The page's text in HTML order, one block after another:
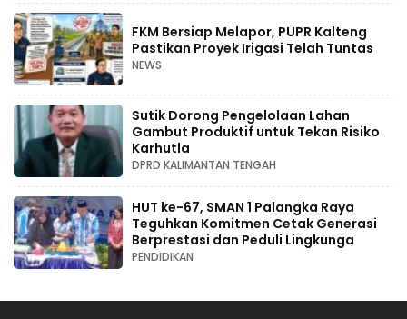
FKM Bersiap Melapor, PUPR Kalteng
Pastikan Proyek Irigasi Telah Tuntas
NEWS
Sutik Dorong Pengelolaan Lahan
Gambut Produktif untuk Tekan Risiko
Karhutla
DPRD KALIMANTAN TENGAH
HUT ke-67, SMAN 1 Palangka Raya
Teguhkan Komitmen Cetak Generasi
Berprestasi dan Peduli Lingkunga
PENDIDIKAN